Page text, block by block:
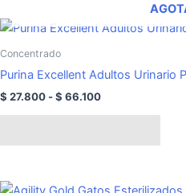
pueden
en
la
página
de
Concentrado
Purina Excellent Adultos Urinario
$ 27.800 -$ 66.100
Rango
$ 27.800
hasta
Este
producto
variantes.
opciones
pueden